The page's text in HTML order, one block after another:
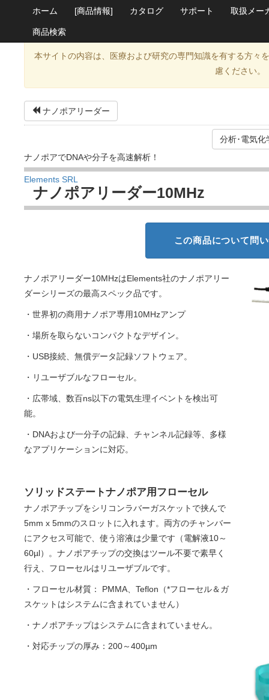
ホーム [商品情報] カタログ サポート 取扱メー
商品検索
本サイトの内容は、医療および研究の専門知識を有する方々
慮ください。
ナノポアリーダー
分析･電気化
ナノポアでDNAや分子を高速解析！
Elements SRL
ナノポアリーダー10MHz
この商品について問
ナノポアリーダー10MHzはElements社のナノポアリー
ダーシリーズの最高スペック品です。
・世界初の商用ナノポア専用10MHzアンプ
・場所を取らないコンパクトなデザイン。
・USB接続、無償データ記録ソフトウェア。
・リユーザブルなフローセル。
・広帯域、数百ns以下の電気生理イベントを検出可
能。
・DNAおよび一分子の記録、チャンネル記録等、多様
なアプリケーションに対応。
ソリッドステートナノポア用フローセル
ナノポアチップをシリコンラバーガスケットで挟んで
5mm x 5mmのスロットに入れます。両方のチャンバー
にアクセス可能で、使う溶液は少量です（電解液10～
60µl）。ナノポアチップの交換はツール不要で素早く
行え、フローセルはリユーザブルです。
・フローセル材質： PMMA、Teflon（*フローセル＆ガ
スケットはシステムに含まれていません）
・ナノポアチップはシステムに含まれていません。
・対応チップの厚み：200～400µm